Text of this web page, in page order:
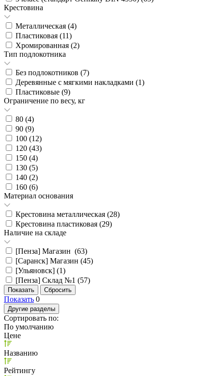
Крестовина
Металлическая (4)
Пластиковая (11)
Хромированная (2)
Тип подлокотника
Без подлокотников (7)
Деревянные с мягкими накладками (1)
Пластиковые (9)
Ограничение по весу, кг
80 (4)
90 (9)
100 (12)
120 (43)
150 (4)
130 (5)
140 (2)
160 (6)
Материал основания
Крестовина металлическая (28)
Крестовина пластиковая (29)
Наличие на складе
[Пенза] Магазин (63)
[Саранск] Магазин (45)
[Ульяновск] (1)
[Пенза] Склад №1 (57)
Показать 0
Другие разделы
Сортировать по:
По умолчанию
Цене
Названию
Рейтингу